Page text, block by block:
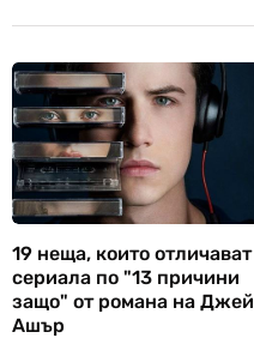
19 неща, които отличават
сериала по "13 причини
защо" от романа на Джей
Ашър